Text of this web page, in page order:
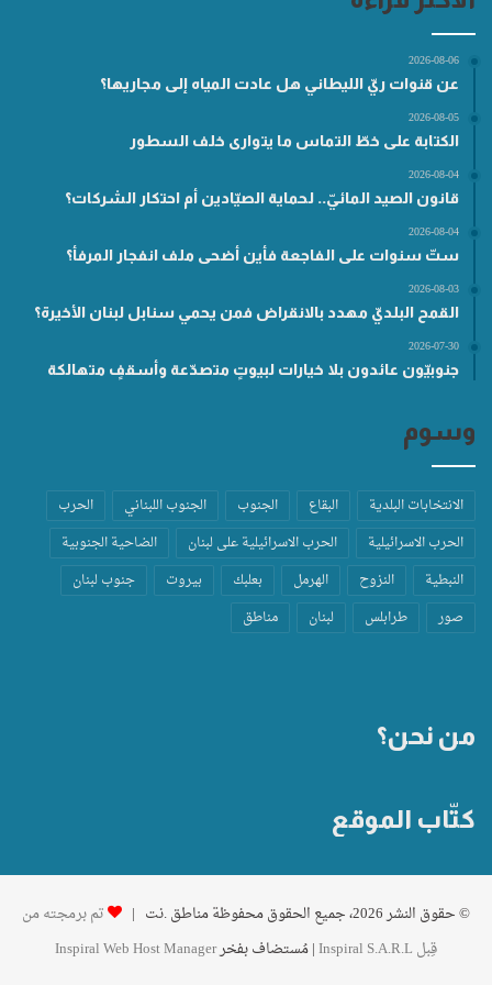
2026-08-06
عن قنوات ريّ الليطاني هل عادت المياه إلى مجاريها؟
2026-08-05
الكتابة على خطّ التماس ما يتوارى خلف السطور
2026-08-04
قانون الصيد المائيّ.. لحماية الصيّادين أم احتكار الشركات؟
2026-08-04
ستّ سنوات على الفاجعة فأين أضحى ملف انفجار المرفأ؟
2026-08-03
القمح البلديّ مهدد بالانقراض فمن يحمي سنابل لبنان الأخيرة؟
2026-07-30
جنوبيّون عائدون بلا خيارات لبيوتٍ متصدّعة وأسقفٍ متهالكة
وسوم
الانتخابات البلدية البقاع الجنوب الجنوب اللبناني
الحرب
الحرب الاسرائيلية
الحرب الاسرائيلية على لبنان
الضاحية الجنوبية
النبطية
النزوح الهرمل بعلبك بيروت
جنوب لبنان
صور
طرابلس لبنان مناطق
من نحن؟
كتّاب الموقع
© حقوق النشر 2026، جميع الحقوق محفوظة مناطق .نت |
تم برمجته من
قِبل Inspiral S.A.R.L
| مُستضاف بفخرInspiral Web Host Manager